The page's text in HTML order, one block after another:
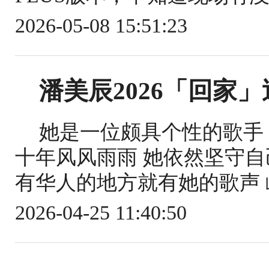
2026-05-08 15:51:23
潘美辰2026「回家
她是一位颇具个性的歌
十年风风雨雨 她依然坚守
有华人的地方就有她的歌
2026-04-25 11:40:50